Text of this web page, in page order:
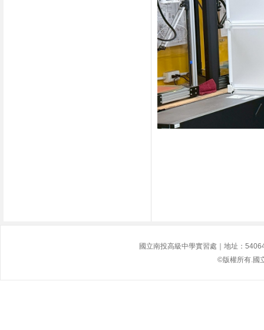
國立南投高級中學實習處｜地址：
©版權所有.國